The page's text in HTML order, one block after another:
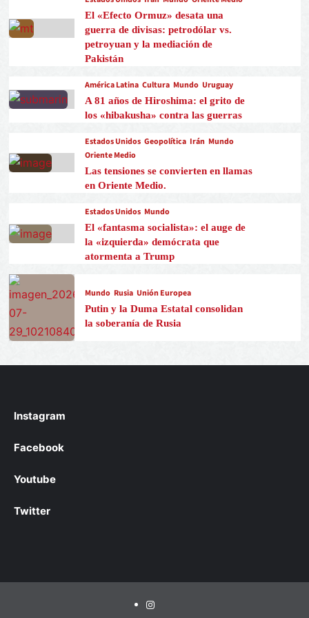
El «Efecto Ormuz» desata una
guerra de divisas: petrodólar vs.
petroyuan y la mediación de
Pakistán
América Latina Cultura Mundo Uruguay
A 81 años de Hiroshima: el grito de
los «hibakusha» contra las guerras
Estados Unidos Geopolítica Irán Mundo
Oriente Medio
Las tensiones se convierten en llamas
en Oriente Medio.
Estados Unidos Mundo
El «fantasma socialista»: el auge de
la «izquierda» demócrata que
atormenta a Trump
Mundo Rusia Unión Europea
Putin y la Duma Estatal consolidan
la soberanía de Rusia
Instagram
Facebook
Youtube
Twitter